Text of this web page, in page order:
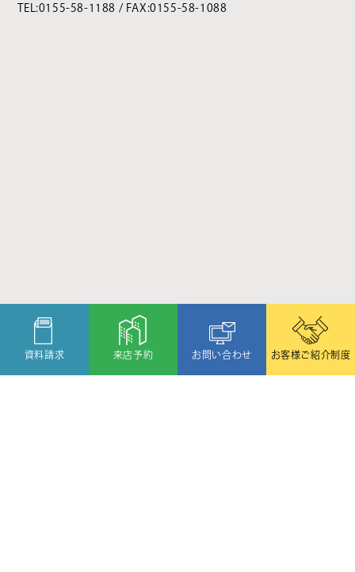
資料請求 来店予約 お問い合わせ お客様ご紹介制度
TEL:0155-58-1188 / FAX:0155-58-1088